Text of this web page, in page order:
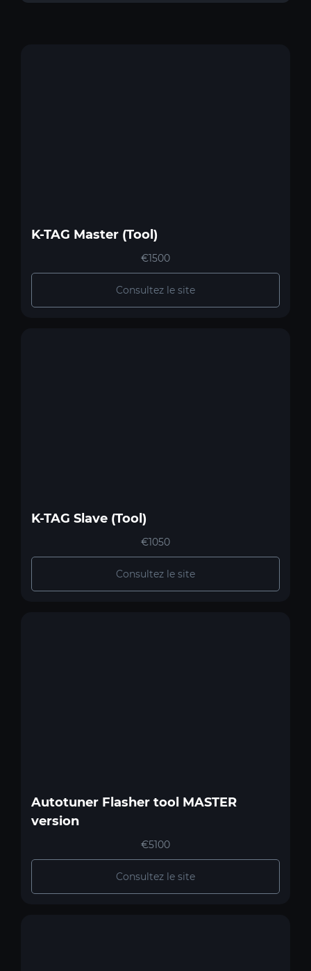
K-TAG Master (Tool)
€1500
Consultez le site
K-TAG Slave (Tool)
€1050
Consultez le site
Autotuner Flasher tool MASTER
version
€5100
Consultez le site